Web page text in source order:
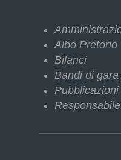
Albo Pretorio
Bilanci
Bandi di gara